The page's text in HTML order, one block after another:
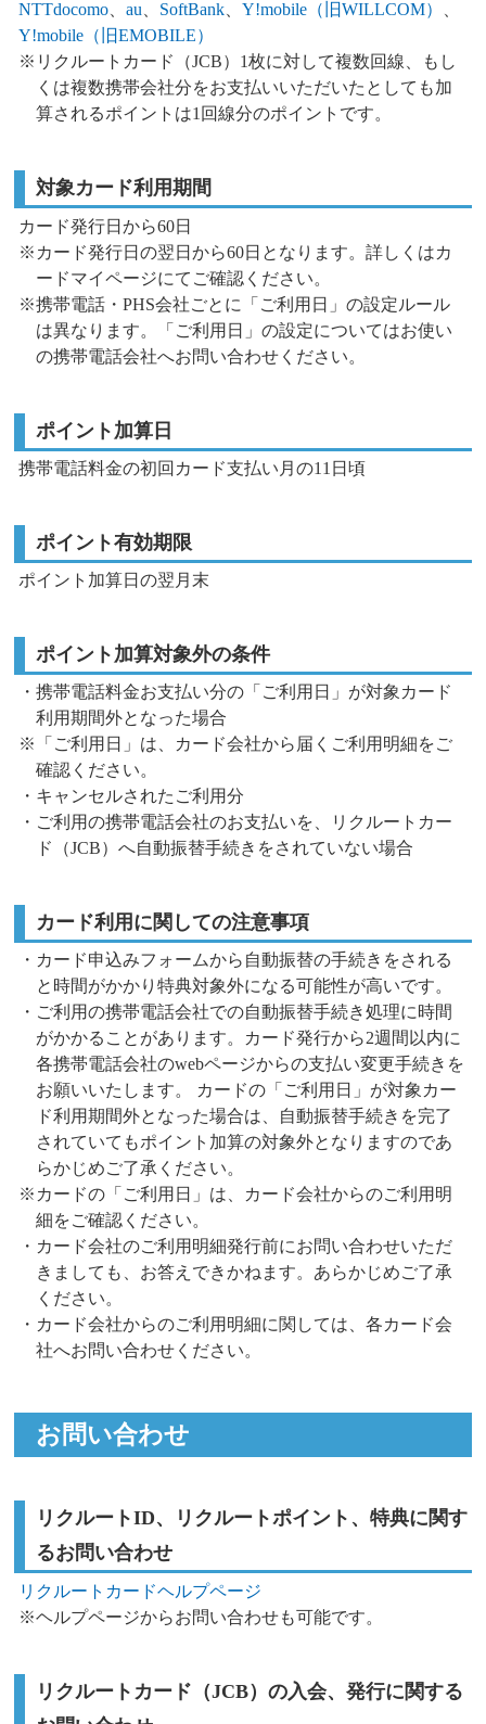
NTTdocomo、au、 SoftBank、Y!mobile（旧WILLCOM） 、
Y!mobile（旧EMOBILE）
※リクルートカード（JCB）1枚に対して複数回線、もし
くは複数携帯会社分をお支払いいただいたとしても加
算されるポイントは1回線分のポイントです。
対象カード利用期間
カード発行日から60日
※カード発行日の翌日から60日となります。詳しくはカ
ードマイページにてご確認ください。
※携帯電話・PHS会社ごとに「ご利用日」の設定ルール
は異なります。「ご利用日」の設定についてはお使い
の携帯電話会社へお問い合わせください。
ポイント加算日
携帯電話料金の初回カード支払い月の11日頃
ポイント有効期限
ポイント加算日の翌月末
ポイント加算対象外の条件
・携帯電話料金お支払い分の「ご利用日」が対象カード
利用期間外となった場合
※「ご利用日」は、カード会社から届くご利用明細をご
確認ください。
・キャンセルされたご利用分
・ご利用の携帯電話会社のお支払いを、リクルートカー
ド（JCB）へ自動振替手続きをされていない場合
カード利用に関しての注意事項
・カード申込みフォームから自動振替の手続きをされる
と時間がかかり特典対象外になる可能性が高いです。
・ご利用の携帯電話会社での自動振替手続き処理に時間
がかかることがあります。カード発行から2週間以内に
各携帯電話会社のwebページからの支払い変更手続きを
お願いいたします。 カードの「ご利用日」が対象カー
ド利用期間外となった場合は、自動振替手続きを完了
されていてもポイント加算の対象外となりますのであ
らかじめご了承ください。
※カードの「ご利用日」は、カード会社からのご利用明
細をご確認ください。
・カード会社のご利用明細発行前にお問い合わせいただ
きましても、お答えできかねます。あらかじめご了承
ください。
・カード会社からのご利用明細に関しては、各カード会
社へお問い合わせください。
お問い合わせ
リクルートID、リクルートポイント、特典に関す
るお問い合わせ
リクルートカードヘルプページ
※ヘルプページからお問い合わせも可能です。
リクルートカード（JCB）の入会、発行に関する